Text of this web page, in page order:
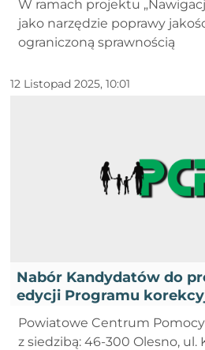
W ramach projektu
jako narzędzie poprawy
ograniczoną sprawnością
12 Listopad 2025, 10:01
Nabór Kandydatów do
edycji Programu
edukacyjnego dla osób
przemoc domową w
Powiatowe Centrum
z siedzibą: 46-300 Olesno, ul.